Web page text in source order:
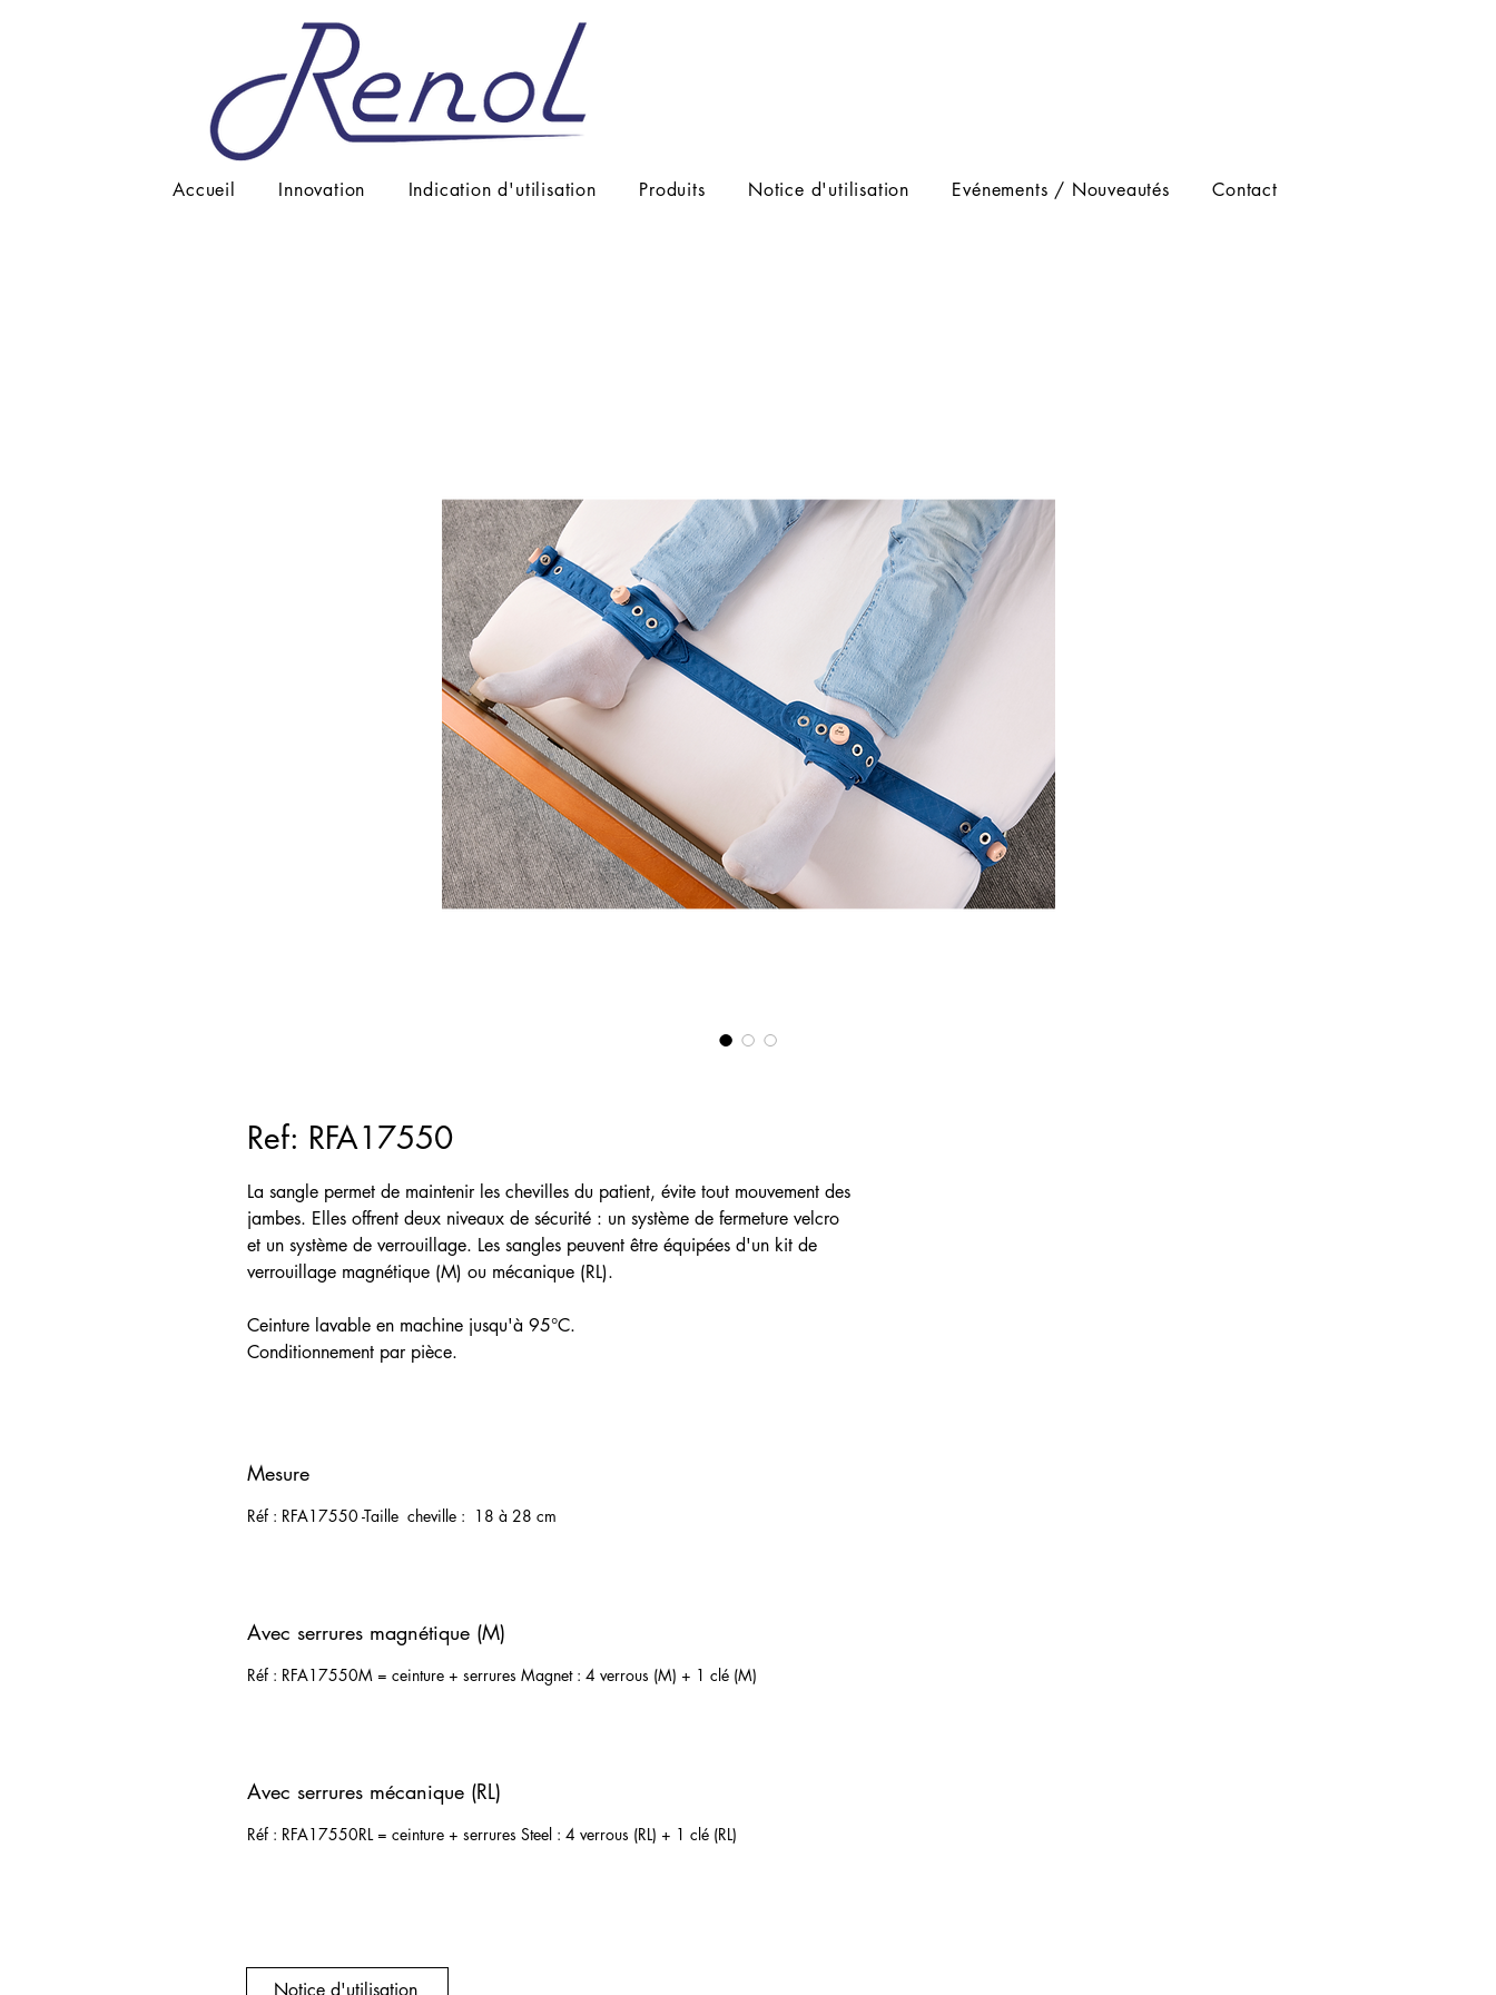
Accueil Innovation Indication d'utilisation Produits Notice d'utilisation Evénements / Nouveautés Contact
Ref: RFA17550
La sangle permet de maintenir les chevilles du patient, évite tout mouvement des
jambes. Elles offrent deux niveaux de sécurité : un système de fermeture velcro
et un système de verrouillage. Les sangles peuvent être équipées d'un kit de
verrouillage magnétique (M) ou mécanique (RL).
Ceinture lavable en machine jusqu'à 95°C.
Conditionnement par pièce.
Mesure
Réf : RFA17550 -Taille cheville : 18 à 28 cm
Avec serrures magnétique (M)
Réf : RFA17550M = ceinture + serrures Magnet : 4 verrous (M) + 1 clé (M)
Avec serrures mécanique (RL)
Réf : RFA17550RL = ceinture + serrures Steel : 4 verrous (RL) + 1 clé (RL)
Notice d'utilisation